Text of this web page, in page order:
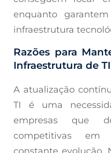
enquanto
infraestrutura
Razões para
Infraestrutura de TI
A atualização
TI é uma
empresas que
competitivas
constante evolução.